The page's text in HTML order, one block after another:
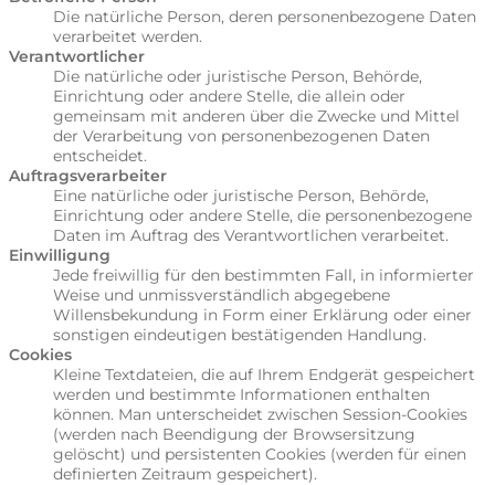
Die natürliche Person, deren personenbezogene Daten
verarbeitet werden.
Verantwortlicher
Die natürliche oder juristische Person, Behörde,
Einrichtung oder andere Stelle, die allein oder
gemeinsam mit anderen über die Zwecke und Mittel
der Verarbeitung von personenbezogenen Daten
entscheidet.
Auftragsverarbeiter
Eine natürliche oder juristische Person, Behörde,
Einrichtung oder andere Stelle, die personenbezogene
Daten im Auftrag des Verantwortlichen verarbeitet.
Einwilligung
Jede freiwillig für den bestimmten Fall, in informierter
Weise und unmissverständlich abgegebene
Willensbekundung in Form einer Erklärung oder einer
sonstigen eindeutigen bestätigenden Handlung.
Cookies
Kleine Textdateien, die auf Ihrem Endgerät gespeichert
werden und bestimmte Informationen enthalten
können. Man unterscheidet zwischen Session-Cookies
(werden nach Beendigung der Browsersitzung
gelöscht) und persistenten Cookies (werden für einen
definierten Zeitraum gespeichert).